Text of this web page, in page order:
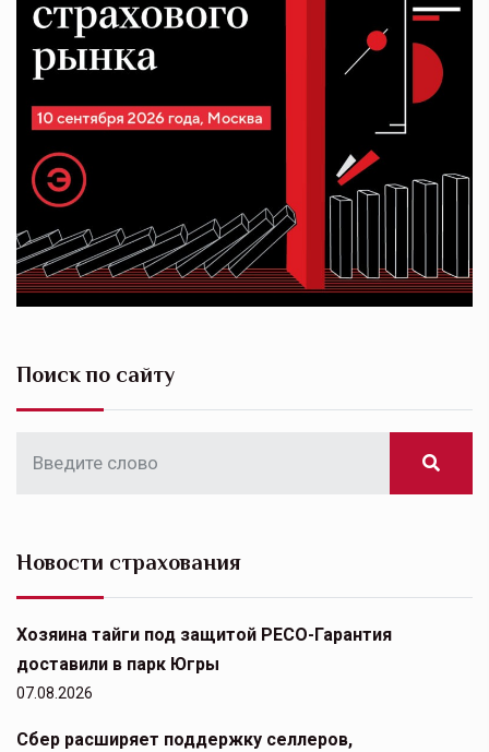
Поиск по сайту
Новости страхования
Хозяина тайги под защитой РЕСО-Гарантия
доставили в парк Югры
07.08.2026
Сбер расширяет поддержку селлеров,